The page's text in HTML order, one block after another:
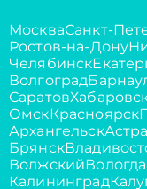
МоскваСанкт-
Ростов-на-Дону
Челябинск
Волгоград
Саратов
ОмскКрасноярск
Архангельск
Брянск
ВолжскийВологда
Калининград